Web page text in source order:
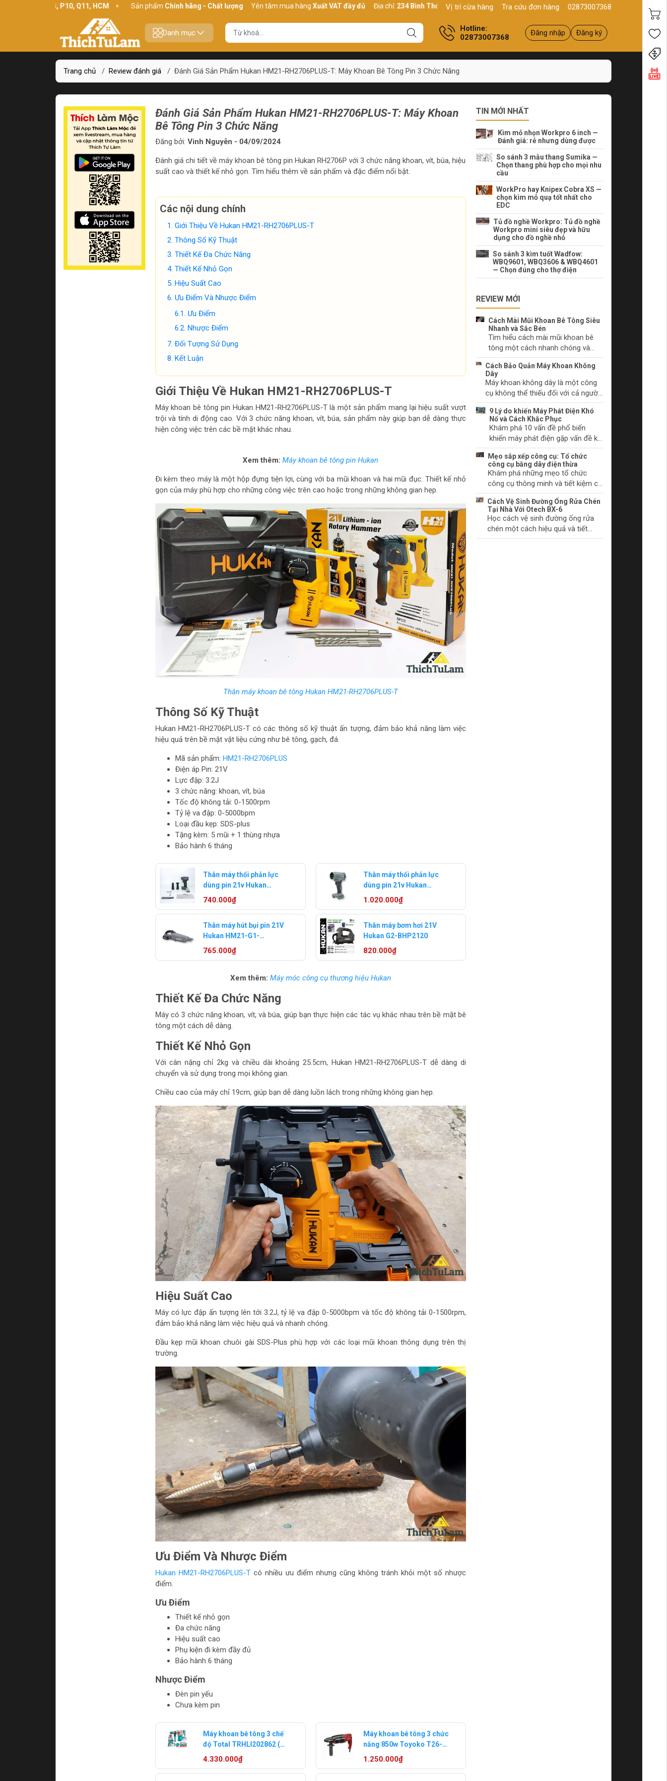
Thới, P10, Q11, HCM Sản phẩmChính hãng - Chất lượng Yên tâm mua hàngXuất VAT đầy đủ Địa chỉ: 234 Bình Thới, P10, Q11, HCM Sản phẩmChính hãng - Chất lượng
Vị trí cừa hàng Tra cứu đơn hàng 02873007368
Danh mục
Hotline:
02873007368
Đăng nhập Đăng ký
Trang chủ / Review đánh giá / Đánh Giá Sản Phẩm Hukan HM21-RH2706PLUS-T: Máy Khoan Bê Tông Pin 3 Chức Năng
Đánh Giá Sản Phẩm Hukan HM21-RH2706PLUS-T: Máy Khoan
Bê Tông Pin 3 Chức Năng
Đăng bởi: Vinh Nguyễn - 04/09/2024
Đánh giá chi tiết về máy khoan bê tông pin Hukan RH2706P với 3 chức năng khoan, vít, búa, hiệu
suất cao và thiết kế nhỏ gọn. Tìm hiểu thêm về sản phẩm và đặc điểm nổi bật.
Các nội dung chính
Giới Thiệu Về Hukan HM21-RH2706PLUS-T
Thông Số Kỹ Thuật
Thiết Kế Đa Chức Năng
Thiết Kế Nhỏ Gọn
Hiệu Suất Cao
Ưu Điểm Và Nhược Điểm
Ưu Điểm
Nhược Điểm
Đối Tượng Sử Dụng
Kết Luận
Giới Thiệu Về Hukan HM21-RH2706PLUS-T
Máy khoan bê tông pin Hukan HM21-RH2706PLUS-T là một sản phẩm mang lại hiệu suất vượt
trội và tính di động cao. Với 3 chức năng khoan, vít, búa, sản phẩm này giúp bạn dễ dàng thực
hiện công việc trên các bề mặt khác nhau.
Xem thêm:Máy khoan bê tông pin Hukan
Đi kèm theo máy là một hộp đựng tiện lợi, cùng với ba mũi khoan và hai mũi đục. Thiết kế nhỏ
gọn của máy phù hợp cho những công việc trên cao hoặc trong những không gian hẹp.
Thân máy khoan bê tông Hukan HM21-RH2706PLUS-T
Thông Số Kỹ Thuật
Hukan HM21-RH2706PLUS-T có các thông số kỹ thuật ấn tượng, đảm bảo khả năng làm việc
hiệu quả trên bề mặt vật liệu cứng như bê tông, gạch, đá.
Mã sản phẩm: HM21-RH2706PLUS
Điện áp Pin: 21V
Lực đập: 3.2J
3 chức năng: khoan, vít, búa
Tốc độ không tải: 0-1500rpm
Tỷ lệ va đập: 0-5000bpm
Loại đầu kẹp: SDS-plus
Tặng kèm: 5 mũi + 1 thùng nhựa
Bảo hành 6 tháng
Thân máy thổi phản lực
dùng pin 21v Hukan
G2TPL-F1-T
740.000₫
Thân máy thổi phản lực
dùng pin 21v Hukan
G2TPL-F3-T
1.020.000₫
Thân máy hút bụi pin 21V
Hukan HM21-G1-
HVC5050
765.000₫
Thân máy bơm hơi 21V
Hukan G2-BHP2120
820.000₫
Xem thêm: Máy móc công cụ thương hiệu Hukan
Thiết Kế Đa Chức Năng
Máy có 3 chức năng khoan, vít, và búa, giúp bạn thực hiện các tác vụ khác nhau trên bề mặt bê
tông một cách dễ dàng.
Thiết Kế Nhỏ Gọn
Với cân nặng chỉ 2kg và chiều dài khoảng 25.5cm, Hukan HM21-RH2706PLUS-T dễ dàng di
chuyển và sử dụng trong mọi không gian.
Chiều cao của máy chỉ 19cm, giúp bạn dễ dàng luồn lách trong những không gian hẹp.
Hiệu Suất Cao
Máy có lực đập ấn tượng lên tới 3.2J, tỷ lệ va đập 0-5000bpm và tốc độ không tải 0-1500rpm,
đảm bảo khả năng làm việc hiệu quả và nhanh chóng.
Đầu kẹp mũi khoan chuôi gài SDS-Plus phù hợp với các loại mũi khoan thông dụng trên thị
trường.
Ưu Điểm Và Nhược Điểm
Hukan HM21-RH2706PLUS-Tcó nhiều ưu điểm nhưng cũng không tránh khỏi một số nhược
điểm.
Ưu Điểm
Thiết kế nhỏ gọn
Đa chức năng
Hiệu suất cao
Phụ kiện đi kèm đầy đủ
Bảo hành 6 tháng
Nhược Điểm
Đèn pin yếu
Chưa kèm pin
Máy khoan bê tông 3 chế
độ Total TRHLI202862 (2
Pin 5.0Ah, 1 Sạc)
4.330.000₫
Máy khoan bê tông 3 chức
năng 850w Toyoko T26-
850
1.250.000₫
TIN MỚI NHẤT
Kìm mỏ nhọn Workpro 6 inch —
Đánh giá: rẻ nhưng dùng được
So sánh 3 mẫu thang Sumika —
Chọn thang phù hợp cho mọi nhu
cầu
WorkPro hay Knipex Cobra XS —
chọn kìm mỏ quạ tốt nhất cho
EDC
Tủ đồ nghề Workpro: Tủ đồ nghề
Workpro mini siêu đẹp và hữu
dụng cho đồ nghề nhỏ
So sánh 3 kìm tuốt Wadfow:
WBQ9601, WBQ3606 & WBQ4601
— Chọn đúng cho thợ điện
REVIEW MỚI
Cách Mài Mũi Khoan Bê Tông Siêu
Nhanh và Sắc Bén
Tìm hiểu cách mài mũi khoan bê
tông một cách nhanh chóng và
hiệu quả. Lựa chọn dụng cụ mài
phù hợp và kỹ thuật mài mũi khoan
đúng cách.
Cách Bảo Quản Máy Khoan Không
Dây
Máy khoan không dây là một công
cụ không thể thiếu đối với cả người
làm tự chọn và các chuyên gia. Hãy
tìm hiểu cách chăm sóc máy khoan
không dây của bạn để duy trì hiệu
suất và ngăn chặn sự cố trước khi
chúng bắt đầu.
9 Lý do khiến Máy Phát Điện Khó
Nổ và Cách Khắc Phục
Khám phá 10 vấn đề phổ biến
khiến máy phát điện gặp vấn đề khi
khởi động và cách khắc phục
chúng. Tìm hiểu thêm ngay!
Mẹo sắp xếp công cụ: Tổ chức
công cụ bằng dây điện thừa
Khám phá những mẹo tổ chức
công cụ thông minh và tiết kiệm chi
phí với dây điện thừa. Biến không
gian làm việc của bạn trở nên gọn
gàng và khoa học.
Cách Vệ Sinh Đường Ống Rửa Chén
Tại Nhà Với Otech BX-6
Học cách vệ sinh đường ống rửa
chén một cách hiệu quả và tiết
kiệm thời gian tại nhà với sản phẩm